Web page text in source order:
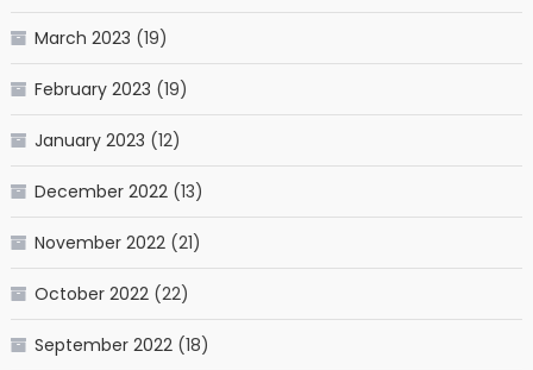
March 2023 (19)
February 2023 (19)
January 2023 (12)
December 2022(13)
November 2022(21)
October 2022(22)
September 2022(18)